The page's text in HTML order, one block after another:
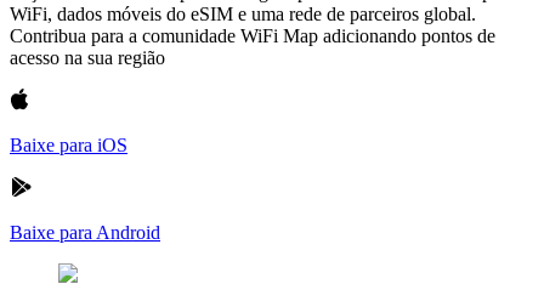
WiFi, dados móveis do eSIM e uma rede de parceiros global.
Contribua para a comunidade WiFi Map adicionando pontos de
acesso na sua região
Baixe para iOS
Baixe para Android